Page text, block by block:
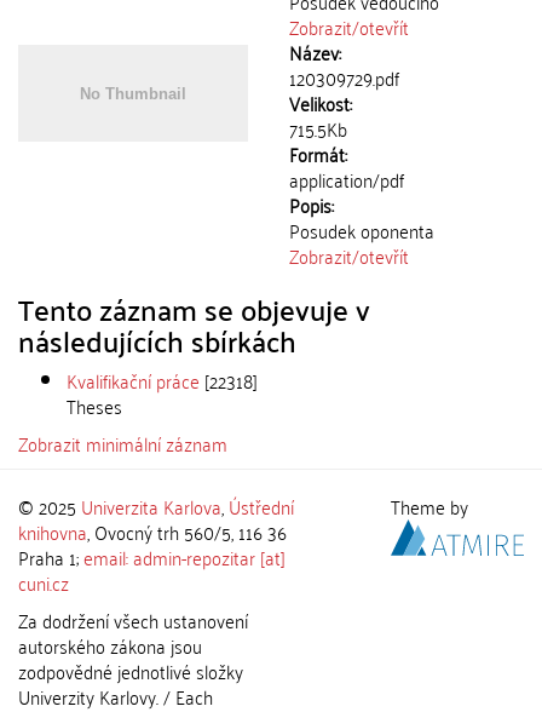
Zobrazit/otevřít
Název:
120309729.pdf
Velikost:
715.5Kb
Formát:
application/pdf
Popis:
Posudek oponenta
Zobrazit/otevřít
Tento záznam se objevuje v
následujících sbírkách
Kvalifikační práce [22318]
Theses
Zobrazit minimální záznam
© 2025 Univerzita Karlova,Ústřední
knihovna, Ovocný trh 560/5, 116 36
Praha 1;email: admin-repozitar [at]
cuni.cz
Za dodržení všech ustanovení
autorského zákona jsou
zodpovědné jednotlivé složky
Univerzity Karlovy. / Each
Theme by